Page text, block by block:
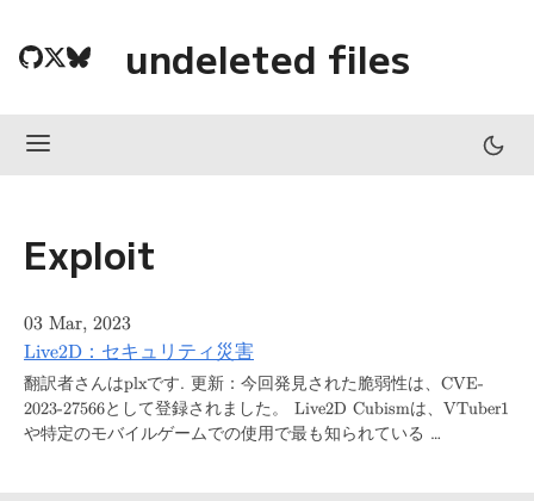
undeleted files
Exploit
03 Mar, 2023
Live2D：セキュリティ災害
翻訳者さんはplxです. 更新：今回発見された脆弱性は、CVE-
2023-27566として登録されました。 Live2D Cubismは、VTuber1
や特定のモバイルゲームでの使用で最も知られている …